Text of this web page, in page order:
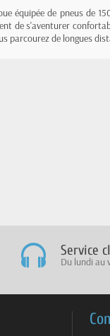
équipée de pneus de
de s'aventurer
parcourez de longues
Service
Du lundi au